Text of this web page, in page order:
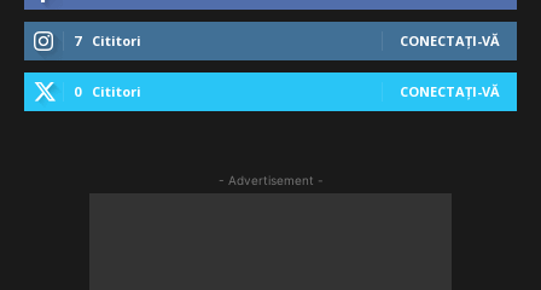
7 Cititori CONECTAȚI-VĂ
0 Cititori CONECTAȚI-VĂ
- Advertisement -